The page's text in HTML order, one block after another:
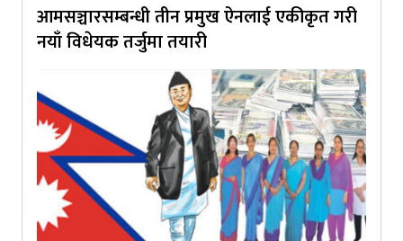
आमसञ्चारसम्बन्धी तीन प्रमुख ऐनलाई एकीकृत गरी
नयाँ विधेयक तर्जुमा तयारी